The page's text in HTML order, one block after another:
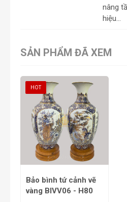
nâng
hiệu…
SẢN PHẨM ĐÃ XEM
HOT
Bảo bình tứ cảnh vẽ
vàng BIVV06 - H80